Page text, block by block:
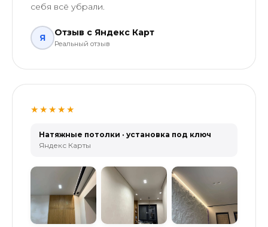
себя всё убрали.
Я Отзыв с Яндекс Карт
Реальный отзыв
★★★★★
Натяжные потолки · установка под ключ
Яндекс Карты